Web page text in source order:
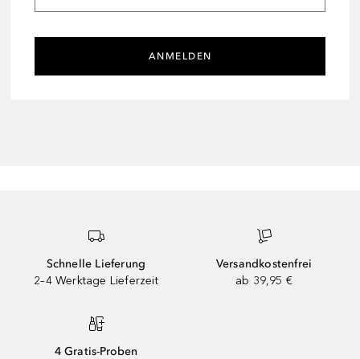
ANMELDEN
Schnelle Lieferung
2–4 Werktage Lieferzeit
Versandkostenfrei
ab 39,95 €
4 Gratis-Proben